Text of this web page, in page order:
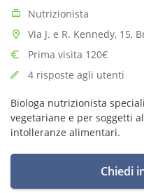
Nutrizionista
Via J. e R. Kennedy, 15,
Prima visita 120€
4 risposte agli utenti
Biologa nutrizionista
vegetariane e per soggetti
intolleranze alimentari.
Chiedi